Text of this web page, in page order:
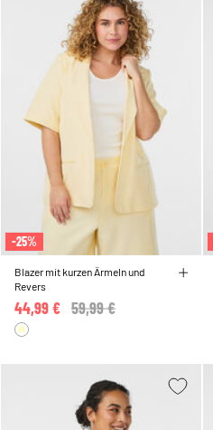
-25%
Blazer mit kurzen Ärmeln und
Revers
Price reduced from
59,99 €
44,99 €